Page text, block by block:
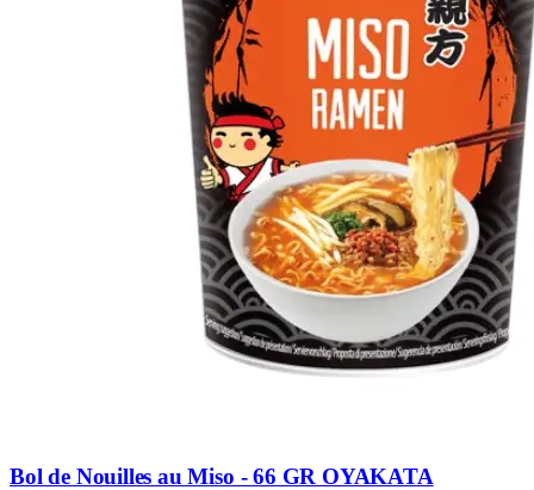
Bol de Nouilles au Miso - 66 GR OYAKATA